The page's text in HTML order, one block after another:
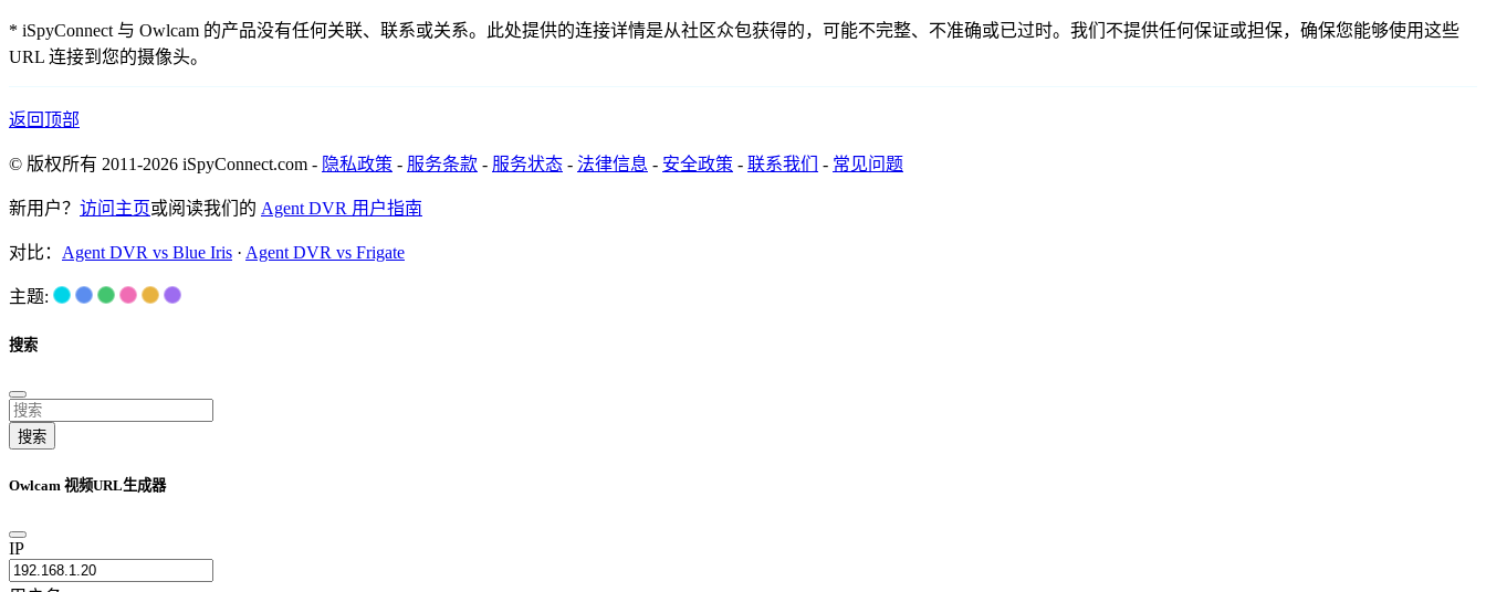
* iSpyConnect 与 Owlcam 的产品没有任何关联、联系或关系。此处提供的连接详情是从社区众包获得的，可能不完整、不准确或已过时。我们不提供任何保证或担保，确保您能够使用这些
URL 连接到您的摄像头。
返回顶部
© 版权所有 2011-2026 iSpyConnect.com - 隐私政策 - 服务条款 - 服务状态 - 法律信息 - 安全政策 - 联系我们 - 常见问题
新用户？ 访问主页或阅读我们的 Agent DVR 用户指南
对比： Agent DVR vs Blue Iris · Agent DVR vs Frigate
主题:
搜索
搜索
Owlcam 视频URL生成器
IP